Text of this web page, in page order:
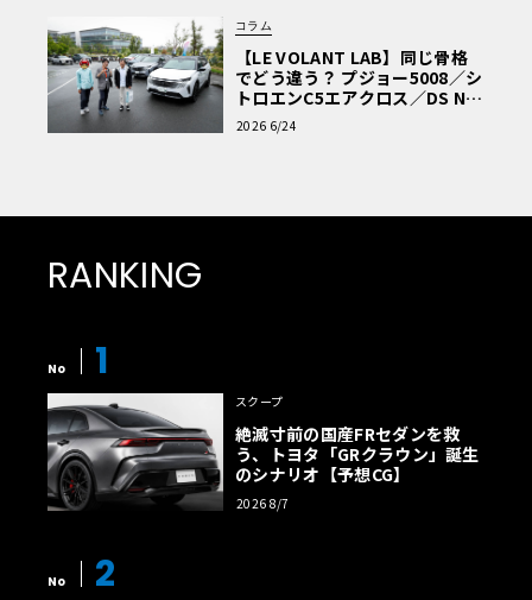
コラム
【LE VOLANT LAB】同じ骨格
でどう違う？ プジョー5008／シ
トロエンC5エアクロス／DS Nº4
読者一気乗りレポート
2026 6/24
RANKING
No 1
スクープ
絶滅寸前の国産FRセダンを救
う、トヨタ「GRクラウン」誕生
のシナリオ【予想CG】
2026 8/7
No 2